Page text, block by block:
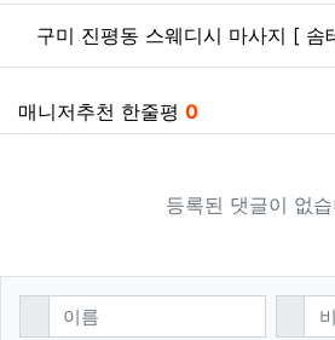
구미 진평동 스웨디시 마사지 [ 솜
매니저추천 한줄평 0
등록된 댓글이 없
댓글쓰기
필수 비밀